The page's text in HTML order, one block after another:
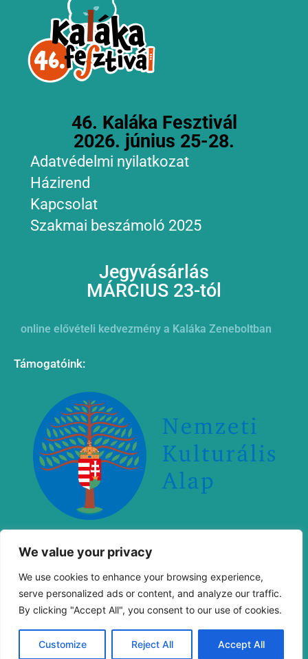
We value your privacy
We use cookies to enhance your browsing experience,
serve personalized ads or content, and analyze our traffic.
By clicking "Accept All", you consent to our use of cookies.
Customize Reject All Accept All
46. Kaláka Fesztivál
2026. június 25-28.
Adatvédelmi nyilatkozat
Házirend
Kapcsolat
Szakmai beszámoló 2025
Jegyvásárlás
MÁRCIUS 23-tól
online elővételi kedvezmény a Kaláka Zeneboltban
Támogatóink:
„Megvalósult a Nemzeti Kulturális Alap támogatásával